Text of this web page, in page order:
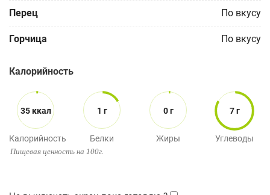
Перец По вкусу
Горчица По вкусу
Калорийность
35 ккал
Калорийность
1 г
Белки
0 г
Жиры
7 г
Углеводы
Пищевая ценность на 100г.